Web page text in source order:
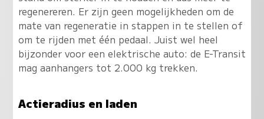
regenereren. Er zijn geen mogelijkheden om de
mate van regeneratie in stappen in te stellen of
om te rijden met één pedaal. Juist wel heel
bijzonder voor een elektrische auto: de E-Transit
mag aanhangers tot 2.000 kg trekken.
Actieradius en laden